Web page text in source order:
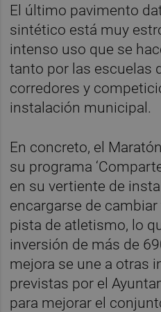
El último pavimento
sintético está muy
intenso uso que se
tanto por las escuelas
corredores y
instalación municipal.
En concreto, el
su programa
en su vertiente de
encargarse de
pista de atletismo, lo
inversión de más de
mejora se une a otras
previstas por el
para mejorar el